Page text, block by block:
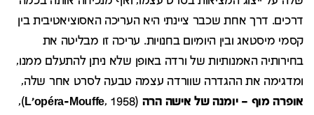
דרכים. דרך אחת שכבר ציינתי היא העריכה האסוציאטיבית בין
קסמי מיסטאג ובין היומיום בחנויות. עריכה זו מבליטה את
בחירותיה האמנותיות של ורדה באופן שלא ניתן להתעלם ממנו,
ומדגימה את ההגדרה שוורדה עצמה טבעה לסרט אחר שלה,
אופרה מוף – יומנה של אישה הרה (
L'opéra-Mouffe
, 1958),